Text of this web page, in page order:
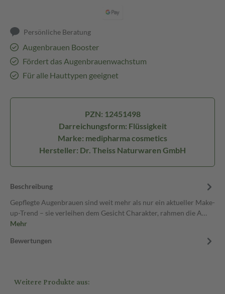
Persönliche Beratung
Augenbrauen Booster
Fördert das Augenbrauenwachstum
Für alle Hauttypen geeignet
PZN: 12451498
Darreichungsform: Flüssigkeit
Marke: medipharma cosmetics
Hersteller: Dr. Theiss Naturwaren GmbH
Beschreibung
Gepflegte Augenbrauen sind weit mehr als nur ein aktueller Make-
up-Trend – sie verleihen dem Gesicht Charakter, rahmen die A…
Mehr
Bewertungen
Weitere Produkte aus: